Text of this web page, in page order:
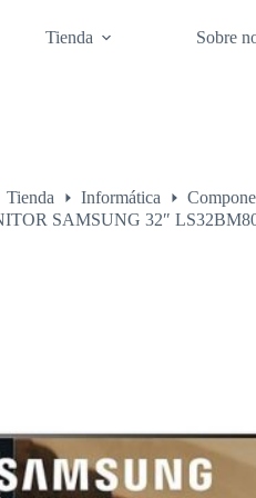
Tienda Sobre
Tienda Informática
SAMSUNG 32″